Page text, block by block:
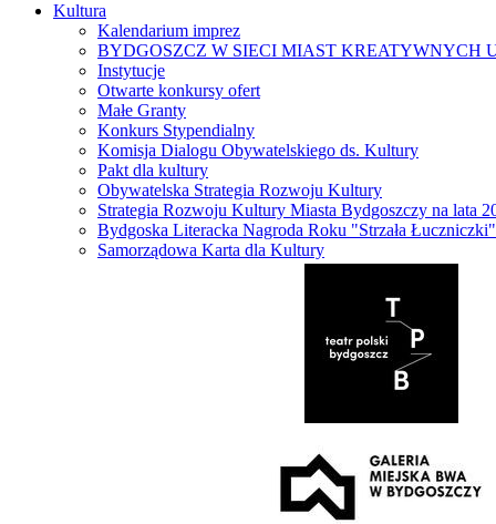
Kultura
Kalendarium imprez
BYDGOSZCZ W SIECI MIAST KREATYWNYCH
Instytucje
Otwarte konkursy ofert
Małe Granty
Konkurs Stypendialny
Komisja Dialogu Obywatelskiego ds. Kultury
Pakt dla kultury
Obywatelska Strategia Rozwoju Kultury
Strategia Rozwoju Kultury Miasta Bydgoszczy na lata
Bydgoska Literacka Nagroda Roku "Strzała Łuczniczki"
Samorządowa Karta dla Kultury